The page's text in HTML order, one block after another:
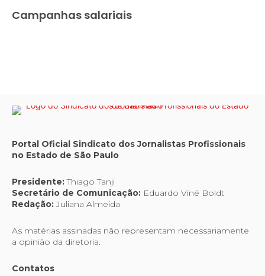
Campanhas salariais
Portal Oficial Sindicato dos Jornalistas Profissionais
no Estado de São Paulo
Presidente:Thiago Tanji
Secretário de Comunicação: Eduardo Viné Boldt
Redação:Juliana Almeida
As matérias assinadas não representam necessariamente
a opinião da diretoria.
Contatos